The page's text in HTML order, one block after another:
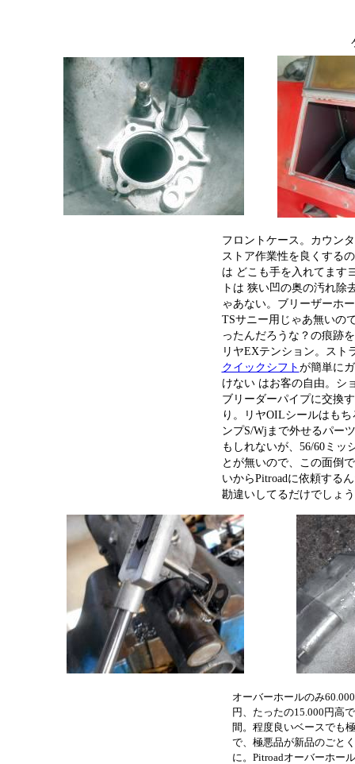
フロントケース。カウン
ストア作業性を良くする
は どこも手を入れてます
トは 狭い凹の奥の汚れ除
ゃあない。ブリーザーホ
TSサニー用じゃあ無いの
ったんだろうな？の痕跡
リヤEXテンション。スト
クイックシフトが簡単に
けない はお客の自由。シ
ブリーダーパイプに交換
り。リヤOILシールはも
ンプS/Wjまで外せるパー
もしれないが、56/60ミッ
とが無いので、この面倒
いからPitroadに依頼する
勘違いしてるだけでしょ
オーバーホールのみ
円、たったの15.000円高
間。程度良いベースでも
で、極悪品が新品のごと
に。Pitroadオーバーホー